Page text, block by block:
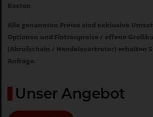
Kosten
Alle genannten Preise sind exklusive
Optionen und Flottenpreise / offene
(Abrufschein / Handelsvertreter) erhalten
Anfrage.
Unser Angebot